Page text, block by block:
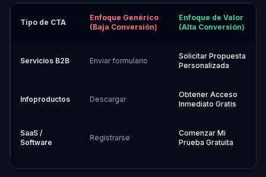
Tipo de CTA
Enfoque Genérico
(Baja Conversión)
Enfoque de Valor
(Alta Conversión)
Servicios B2B Enviar formulario
Solicitar Propuesta
Personalizada
Infoproductos Descargar
Obtener Acceso
Inmediato Gratis
SaaS /
Software
Registrarse
Comenzar Mi
Prueba Gratuita